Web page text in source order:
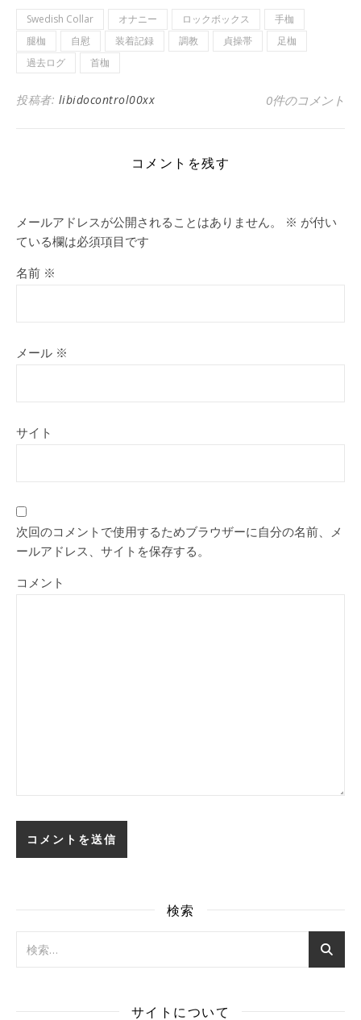
Swedish Collar オナニー ロックボックス
手枷
腿枷
自慰 装着記録 調教 貞操帯
足枷
過去ログ
首枷
投稿者: libidocontrol00xx 0件のコメント
コメントを残す
メールアドレスが公開されることはありません。 ※ が付い
ている欄は必須項目です
名前 ※
メール ※
サイト
次回のコメントで使用するためブラウザーに自分の名前、メ
ールアドレス、サイトを保存する。
コメント
検索
サイトについて